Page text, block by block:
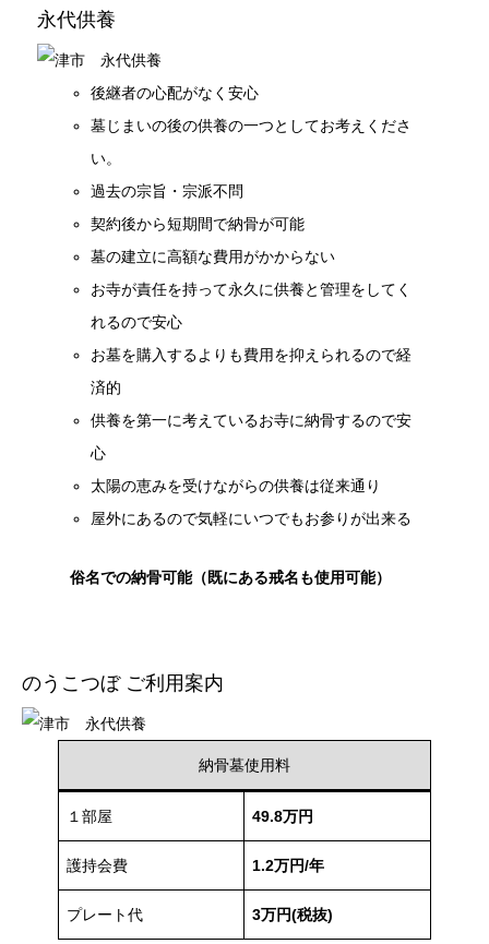
永代供養
後継者の心配がなく安心
墓じまいの後の供養の一つとしてお考えくださ
い。
過去の宗旨・宗派不問
契約後から短期間で納骨が可能
墓の建立に高額な費用がかからない
お寺が責任を持って永久に供養と管理をしてく
れるので安心
お墓を購入するよりも費用を抑えられるので経
済的
供養を第一に考えているお寺に納骨するので安
心
太陽の恵みを受けながらの供養は従来通り
屋外にあるので気軽にいつでもお参りが出来る
俗名での納骨可能（既にある戒名も使用可能）
のうこつぼ ご利用案内
納骨墓使用料
１部屋 49.8万円
護持会費 1.2万円/年
プレート代 3万円(税抜)